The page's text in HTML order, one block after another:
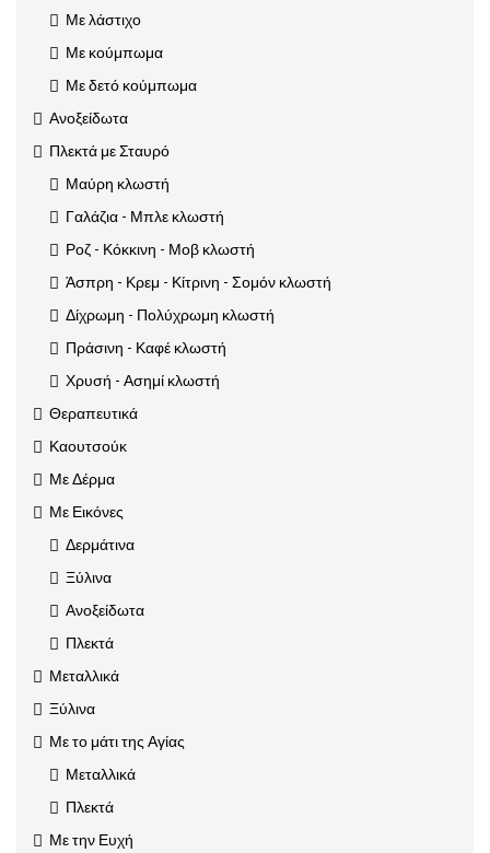
Με λάστιχο
Με κούμπωμα
Με δετό κούμπωμα
Ανοξείδωτα
Πλεκτά με Σταυρό
Μαύρη κλωστή
Γαλάζια - Μπλε κλωστή
Ροζ - Κόκκινη - Μοβ κλωστή
Άσπρη - Κρεμ - Κίτρινη - Σομόν κλωστή
Δίχρωμη - Πολύχρωμη κλωστή
Πράσινη - Καφέ κλωστή
Χρυσή - Ασημί κλωστή
Θεραπευτικά
Καουτσούκ
Με Δέρμα
Με Εικόνες
Δερμάτινα
Ξύλινα
Ανοξείδωτα
Πλεκτά
Μεταλλικά
Ξύλινα
Με το μάτι της Αγίας
Μεταλλικά
Πλεκτά
Με την Ευχή